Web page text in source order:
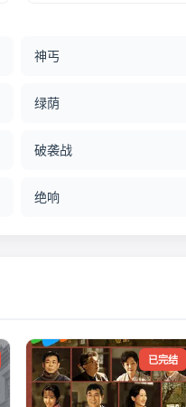
神丐
绿荫
破袭战
绝响
已完结